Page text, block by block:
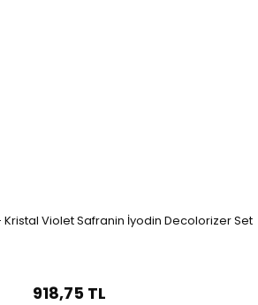
Violet Safranin İyodin Decolorizer Set
918,75 TL